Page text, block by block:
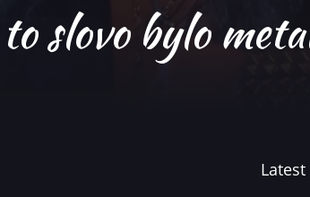
slovo bylo